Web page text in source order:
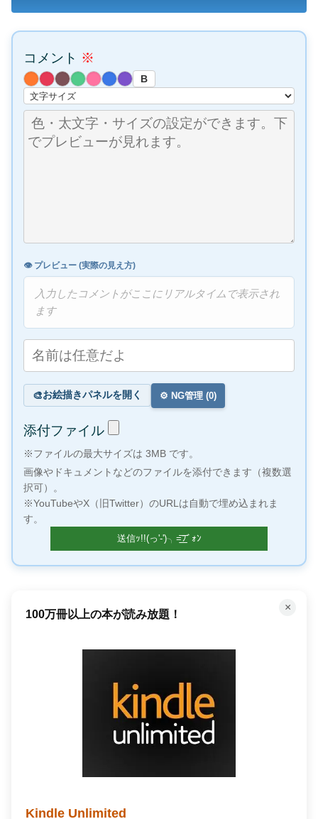
コメント ※
B
👁️ プレビュー (実際の見え方)
入力したコメントがここにリアルタイムで表示され
ます
🎨お絵描きパネルを開く ⚙️ NG管理 (0)
添付ファイル
※ファイルの最大サイズは 3MB です。
画像やドキュメントなどのファイルを添付できます（複数選
択可）。
※YouTubeやX（旧Twitter）のURLは自動で埋め込まれま
す。
×
100万冊以上の本が読み放題！
Kindle Unlimited